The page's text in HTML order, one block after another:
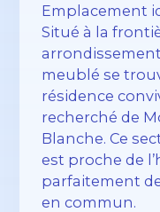
Emplacement
Situé à la
meublé se
résidence
recherché de
Blanche. Ce
est proche de
parfaitement
en commun.